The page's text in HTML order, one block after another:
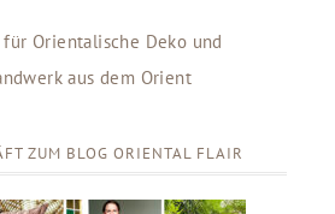
Orientalische Deko und
aus dem Orient
ZUM BLOG ORIENTAL FLAIR